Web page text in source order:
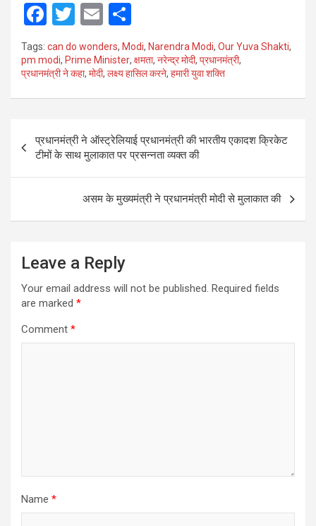
F
ce
b
o
k
T
tt
er
E
m
ail
h
ar
e
Tags: can do wonders, Modi, Narendra Modi, Our Yuva Shakti,
pm modi, Prime Minister, क्षमता, नरेन्द्र मोदी, प्रधानमंत्री,
प्रधानमंत्री ने कहा, मोदी, लक्ष्य हासिल करने, हमारी युवा शक्ति
navigation
प्रधानमंत्री ने ऑस्ट्रेलियाई प्रधानमंत्री की भारतीय एकादश क्रिकेट
टीमों के साथ मुलाकात पर प्रसन्नता व्यक्त की
असम के मुख्यमंत्री ने प्रधानमंत्री मोदी से मुलाकात की
Leave a Reply
Your email address will not be published. Required fields
are marked *
Comment *
Name *